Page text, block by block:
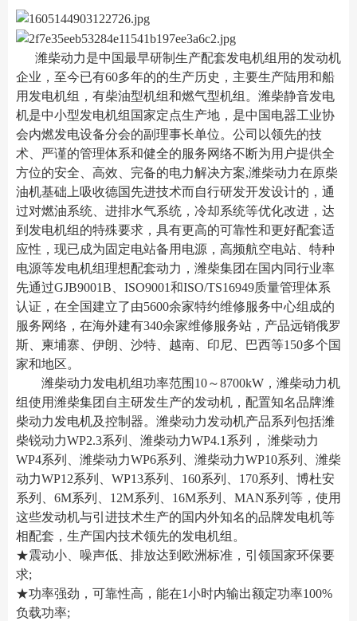
潍柴动力是中国最早研制生产配套发电机组用的发动机
企业，至今已有60多年的的生产历史，主要生产陆用和船
用发电机组，有柴油型机组和燃气型机组。潍柴静音发电
机是中小型发电机组国家定点生产地，是中国电器工业协
会内燃发电设备分会的副理事长单位。公司以领先的技
术、严谨的管理体系和健全的服务网络不断为用户提供全
方位的安全、高效、完备的电力解决方案,潍柴动力在原柴
油机基础上吸收德国先进技术而自行研发开发设计的，通
过对燃油系统、进排水气系统，冷却系统等优化改进，达
到发电机组的特殊要求，具有更高的可靠性和更好配套适
应性，现已成为固定电站备用电源，高频航空电站、特种
电源等发电机组理想配套动力，潍柴集团在国内同行业率
先通过GJB9001B、ISO9001和ISO/TS16949质量管理体系
认证，在全国建立了由5600余家特约维修服务中心组成的
服务网络，在海外建有340余家维修服务站，产品远销俄罗
斯、柬埔寨、伊朗、沙特、越南、印尼、巴西等150多个国
家和地区。
潍柴动力发电机组功率范围10～8700kW，潍柴动力机
组使用潍柴集团自主研发生产的发动机，配置知名品牌潍
柴动力发电机及控制器。潍柴动力发动机产品系列包括潍
柴锐动力WP2.3系列、潍柴动力WP4.1系列， 潍柴动力
WP4系列、潍柴动力WP6系列、潍柴动力WP10系列、潍柴
动力WP12系列、WP13系列、160系列、170系列、博杜安
系列、6M系列、12M系列、16M系列、MAN系列等，使用
这些发动机与引进技术生产的国内外知名的品牌发电机等
相配套，生产国内技术领先的发电机组。
★震动小、噪声低、排放达到欧洲标准，引领国家环保要
求;
★功率强劲，可靠性高，能在1小时内输出额定功率100%
负载功率;